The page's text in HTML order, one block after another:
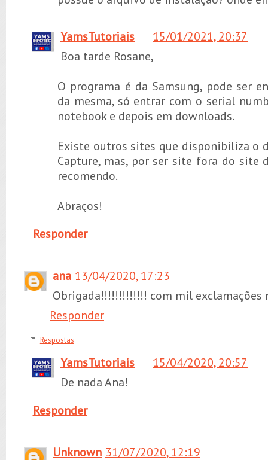
YamsTutoriais
15/01/2021, 20:37
Boa tarde Rosane,
O programa é da Samsung, pode ser
da mesma, só entrar com o serial
notebook e depois em downloads.
Existe outros sites que disponibiliza o
Capture, mas, por ser site fora do site
recomendo.
Abraços!
Responder
ana 13/04/2020, 17:23
Obrigada!!!!!!!!!!!!! com mil exclamações
Responder
Respostas
YamsTutoriais
15/04/2020, 20:57
De nada Ana!
Responder
Unknown 31/07/2020, 12:19